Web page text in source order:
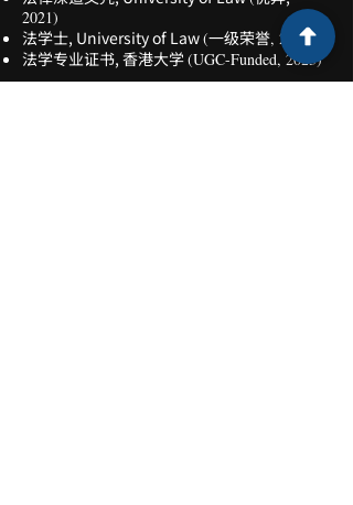
2021)​
法学士, University of Law(一级荣誉, 2021)
法学专业证书, 香港大学(UGC-Funded, 2023)